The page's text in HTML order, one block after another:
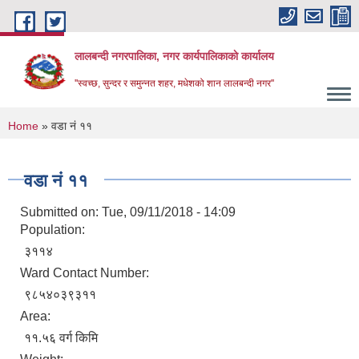
Skip to main content
लालबन्दी नगरपालिका, नगर कार्यपालिकाकाे कार्यालय
''स्वच्छ, सुन्दर र समुन्नत शहर, मधेशको शान लालबन्दी नगर''
You are here
Home » वडा नं ११
वडा नं ११
Submitted on: Tue, 09/11/2018 - 14:09
Population:
३११४
Ward Contact Number:
९८५४०३९३११
Area:
११.५६ वर्ग किमि